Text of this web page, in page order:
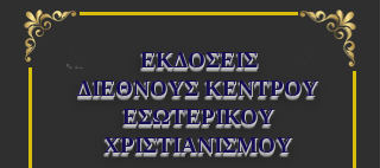
ΔΙΕΘΝΟΥΣ ΚΕΝΤΡΟΥ
ΕΣΩΤΕΡΙΚΟΥ
ΧΡΙΣΤΙΑΝΙΣΜΟΥ
ΕΚΔΟΣΕΙΣ